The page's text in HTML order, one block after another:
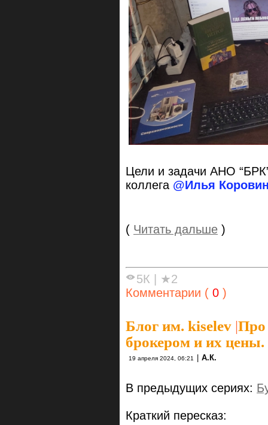
Цели и задачи АНО
коллега @Илья
( Читать дальше )
5К
★2
Комментарии ( 0 )
Блог им. kiselev |Про
брокером и их цены.
19 апреля 2024, 06:21 А.К.
В предыдущих сериях:
Краткий пересказ: